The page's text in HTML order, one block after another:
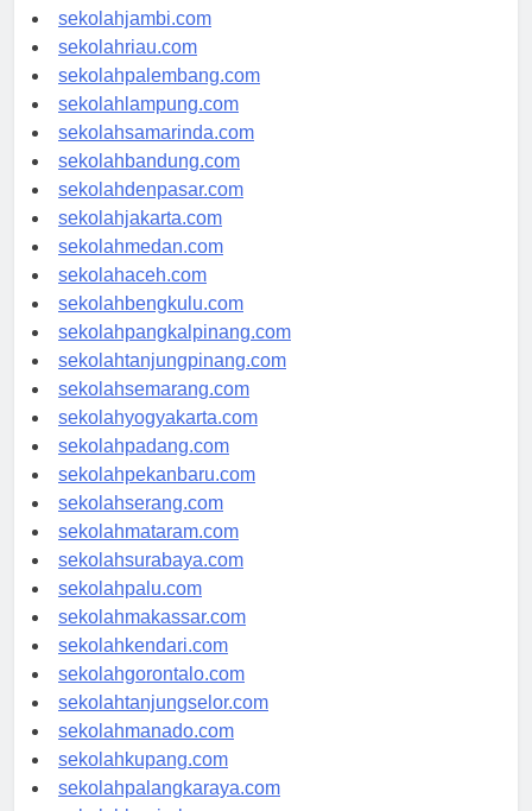
sekolahindonesia.id
sekolahjambi.com
sekolahriau.com
sekolahpalembang.com
sekolahlampung.com
sekolahsamarinda.com
sekolahbandung.com
sekolahdenpasar.com
sekolahjakarta.com
sekolahmedan.com
sekolahaceh.com
sekolahbengkulu.com
sekolahpangkalpinang.com
sekolahtanjungpinang.com
sekolahsemarang.com
sekolahyogyakarta.com
sekolahpadang.com
sekolahpekanbaru.com
sekolahserang.com
sekolahmataram.com
sekolahsurabaya.com
sekolahpalu.com
sekolahmakassar.com
sekolahkendari.com
sekolahgorontalo.com
sekolahtanjungselor.com
sekolahmanado.com
sekolahkupang.com